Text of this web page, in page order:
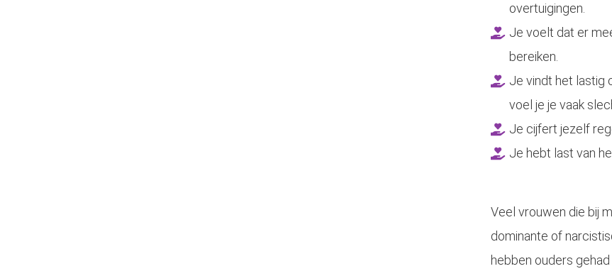
overtuigingen.
Je voelt dat er
bereiken.
Je vindt het lastig
voel je je vaak
Je cijfert jezelf
Je hebt last van
Veel vrouwen die bij
dominante of
hebben ouders